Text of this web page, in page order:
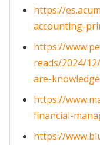
https://
accounting-
https://
reads/2024/
are-
https://
financial-
https://